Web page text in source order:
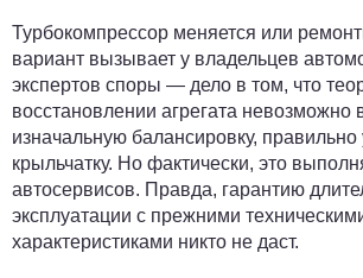
Турбокомпрессор меняется или
вариант вызывает у владельцев
экспертов споры — дело в том, что
восстановлении агрегата невозможно
изначальную балансировку, правильно
крыльчатку. Но фактически, это
автосервисов. Правда, гарантию
эксплуатации с прежними
характеристиками никто не даст.